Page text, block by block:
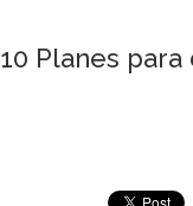
10 Planes